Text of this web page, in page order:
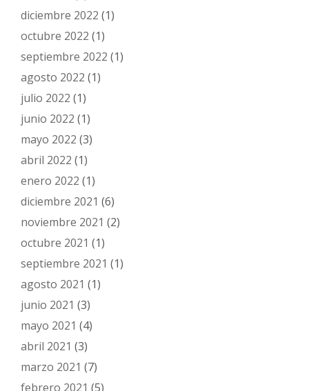
diciembre 2022 (1)
octubre 2022 (1)
septiembre 2022 (1)
agosto 2022 (1)
julio 2022 (1)
junio 2022 (1)
mayo 2022 (3)
abril 2022 (1)
enero 2022 (1)
diciembre 2021 (6)
noviembre 2021 (2)
octubre 2021 (1)
septiembre 2021 (1)
agosto 2021 (1)
junio 2021 (3)
mayo 2021 (4)
abril 2021 (3)
marzo 2021 (7)
febrero 2021 (5)